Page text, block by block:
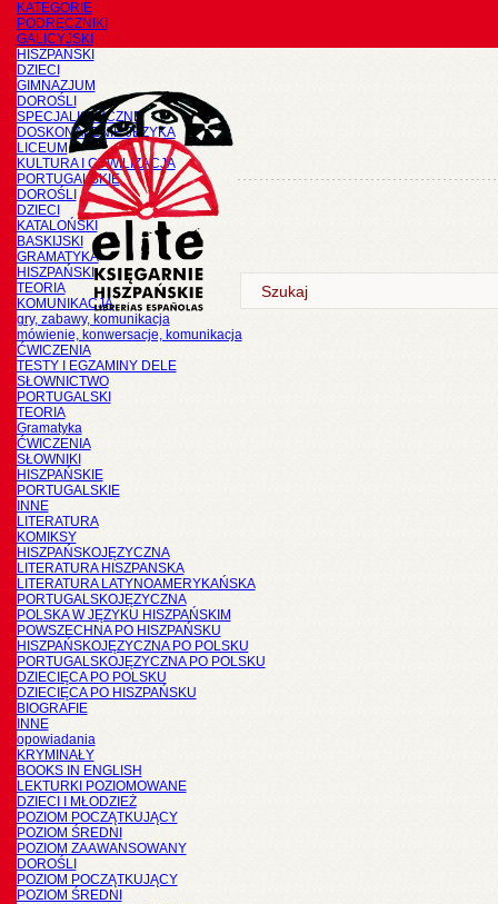
KATEGORIE
PODRĘCZNIKI
GALICYJSKI
HISZPAŃSKI
DZIECI
GIMNAZJUM
DOROŚLI
SPECJALISTYCZNE
DOSKONALENIE JĘZYKA
LICEUM
KULTURA I CYWILIZACJA
PORTUGALSKIE
DOROŚLI
DZIECI
KATALOŃSKI
BASKIJSKI
GRAMATYKA
HISZPAŃSKI
TEORIA
KOMUNIKACJA
gry, zabawy, komunikacja
mówienie, konwersacje, komunikacja
ĆWICZENIA
TESTY I EGZAMINY DELE
SŁOWNICTWO
PORTUGALSKI
TEORIA
Gramatyka
ĆWICZENIA
SŁOWNIKI
HISZPAŃSKIE
PORTUGALSKIE
INNE
LITERATURA
KOMIKSY
HISZPAŃSKOJĘZYCZNA
LITERATURA HISZPANSKA
LITERATURA LATYNOAMERYKAŃSKA
PORTUGALSKOJĘZYCZNA
POLSKA W JĘZYKU HISZPAŃSKIM
POWSZECHNA PO HISZPAŃSKU
HISZPAŃSKOJĘZYCZNA PO POLSKU
PORTUGALSKOJĘZYCZNA PO POLSKU
DZIECIĘCA PO POLSKU
DZIECIĘCA PO HISZPAŃSKU
BIOGRAFIE
INNE
opowiadania
KRYMINAŁY
BOOKS IN ENGLISH
LEKTURKI POZIOMOWANE
DZIECI I MŁODZIEŻ
POZIOM POCZĄTKUJĄCY
POZIOM ŚREDNI
POZIOM ZAAWANSOWANY
DOROŚLI
POZIOM POCZĄTKUJĄCY
POZIOM ŚREDNI